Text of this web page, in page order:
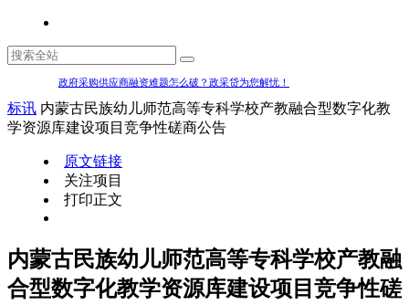
政府采购供应商融资难题怎么破？政采贷为您解忧！
标讯 内蒙古民族幼儿师范高等专科学校产教融合型数字化教
学资源库建设项目竞争性磋商公告
原文链接
关注项目
打印正文
内蒙古民族幼儿师范高等专科学校产教融
合型数字化教学资源库建设项目竞争性磋